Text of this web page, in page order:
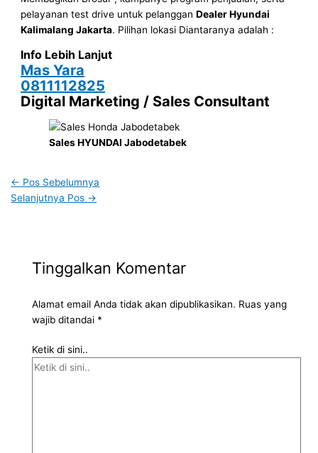
pelayanan test drive untuk pelangganDealer Hyundai
Kalimalang Jakarta. Pilihan lokasi Diantaranya adalah :
Info Lebih Lanjut
Mas Yara
0811112825
Digital Marketing / Sales Consultant
Sales HYUNDAI Jabodetabek
← Pos Sebelumnya
Selanjutnya Pos →
Tinggalkan Komentar
Alamat email Anda tidak akan dipublikasikan. Ruas yang
wajib ditandai *
Ketik di sini..